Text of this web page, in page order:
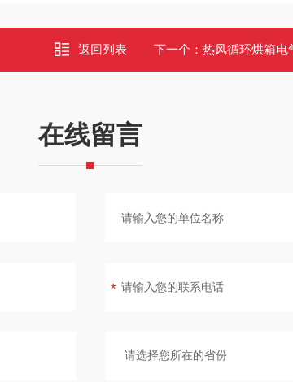
返回列表 下一个： 热风循环烘箱电
在线留言